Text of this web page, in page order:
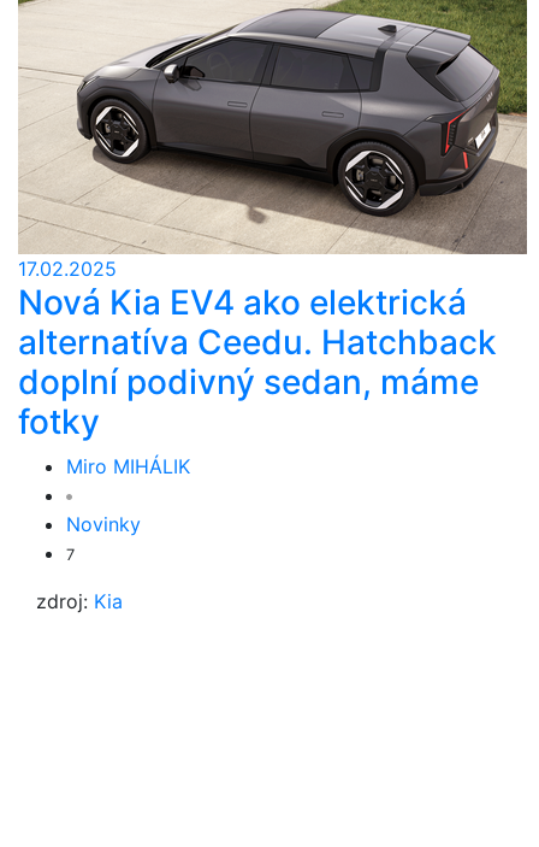
17.02.2025
Nová Kia EV4 ako elektrická
alternatíva Ceedu. Hatchback
doplní podivný sedan, máme
fotky
Miro MIHÁLIK
Novinky
7
zdroj: Kia